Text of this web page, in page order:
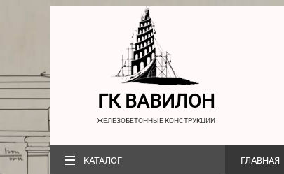
ГК ВАВИЛОН
ЖЕЛЕЗОБЕТОННЫЕ КОНСТРУКЦИИ
≡ КАТАЛОГ ГЛАВНАЯ